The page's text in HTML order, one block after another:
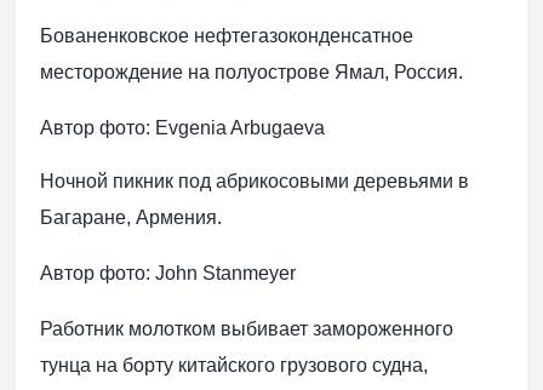
Бованенковское нефтегазоконденсатное
месторождение на полуострове Ямал, Россия.
Автор фото: Evgenia Arbugaeva
Ночной пикник под абрикосовыми деревьями в
Багаране, Армения.
Автор фото: John Stanmeyer
Работник молотком выбивает замороженного
тунца на борту китайского грузового судна,